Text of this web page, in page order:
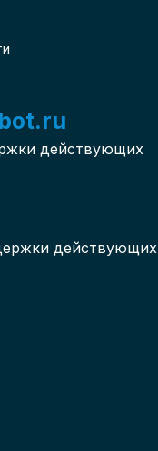
действующих
действующих